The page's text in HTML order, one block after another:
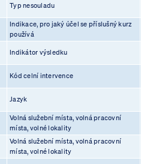
Typ nesouladu
Indikace, pro jaký účel se příslušný kurz
používá
Indikátor výsledku
Kód celní intervence
Jazyk
Volná služební místa, volná pracovní
místa, volné lokality
Volná služební místa, volná pracovní
místa, volné lokality